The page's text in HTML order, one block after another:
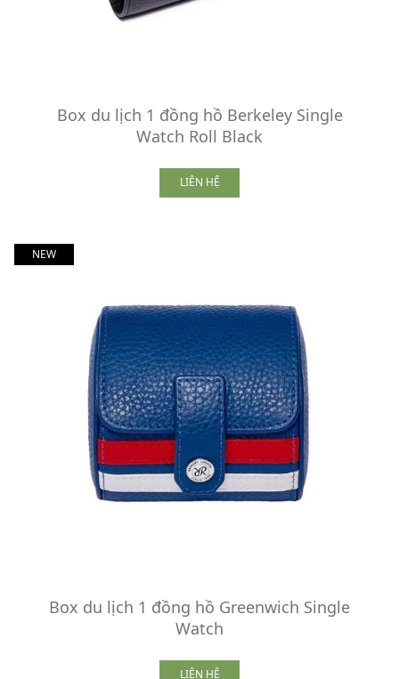
Box du lịch 1 đồng hồ Berkeley Single
Watch Roll Black
LIÊN HỆ
NEW
Box du lịch 1 đồng hồ Greenwich Single
Watch
LIÊN HỆ